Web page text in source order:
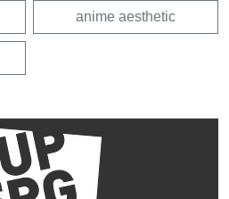
anime aesthetic